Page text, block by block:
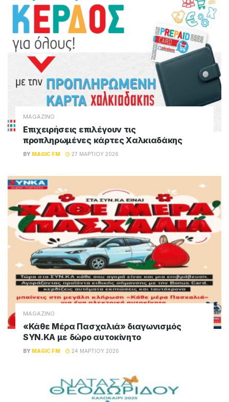
MAGAZINO
Επιχειρήσεις επιλέγουν τις
προπληρωμένες κάρτες Χαλκιαδάκης
BY MAGIC FM 27 ΜΑΡΤΊΟΥ 2026
MAGAZINO
«Κάθε Μέρα Πασχαλιά» διαγωνισμός
SYN.KA με δώρο αυτοκίνητο
BY MAGIC FM 24 ΜΑΡΤΊΟΥ 2026